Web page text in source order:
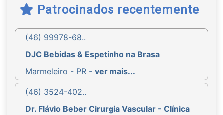
Patrocinados recentemente
(46) 99978-68..
DJC Bebidas & Espetinho na Brasa
Marmeleiro - PR - ver mais...
(46) 3524-402..
Dr. Flávio Beber Cirurgia Vascular - Clínica